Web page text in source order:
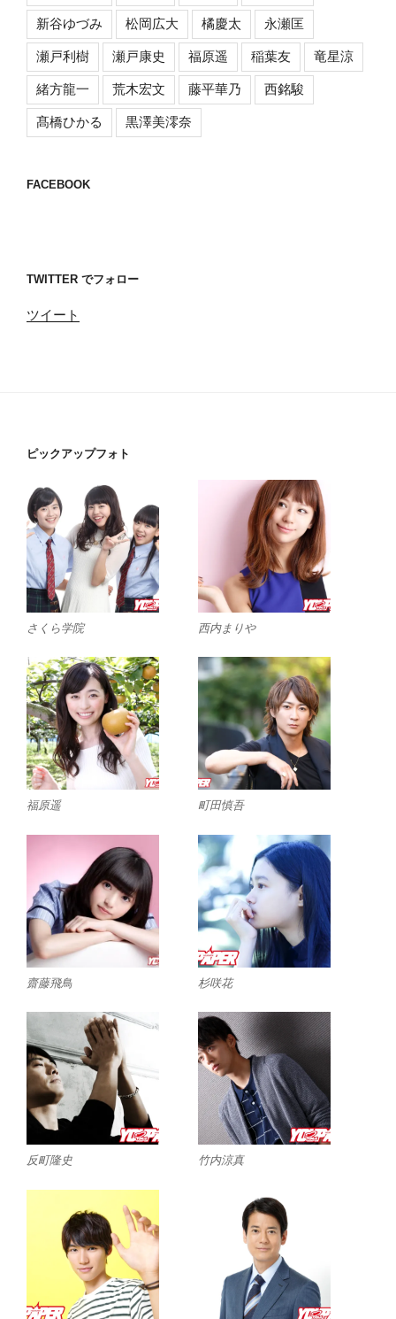
新谷ゆづみ 松岡広大 橘慶太 永瀬匡
瀬戸利樹 瀬戸康史 福原遥 稲葉友 竜星涼
緒方龍一 荒木宏文 藤平華乃 西銘駿
髙橋ひかる 黒澤美澪奈
FACEBOOK
TWITTER でフォロー
ツイート
ピックアップフォト
さくら学院 西内まりや
福原遥 町田慎吾
齋藤飛鳥 杉咲花
反町隆史 竹内涼真